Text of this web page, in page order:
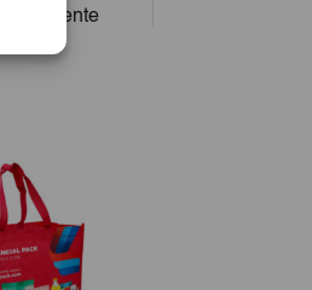
excelente